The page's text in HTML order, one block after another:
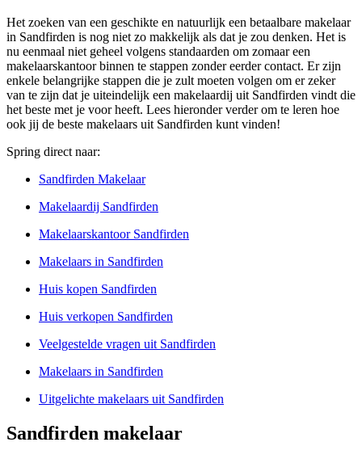
Het zoeken van een geschikte en natuurlijk een betaalbare makelaar
in Sandfirden is nog niet zo makkelijk als dat je zou denken. Het is
nu eenmaal niet geheel volgens standaarden om zomaar een
makelaarskantoor binnen te stappen zonder eerder contact. Er zijn
enkele belangrijke stappen die je zult moeten volgen om er zeker
van te zijn dat je uiteindelijk een makelaardij uit Sandfirden vindt die
het beste met je voor heeft. Lees hieronder verder om te leren hoe
ook jij de beste makelaars uit Sandfirden kunt vinden!
Spring direct naar:
Sandfirden Makelaar
Makelaardij Sandfirden
Makelaarskantoor Sandfirden
Makelaars in Sandfirden
Huis kopen Sandfirden
Huis verkopen Sandfirden
Veelgestelde vragen uit Sandfirden
Makelaars in Sandfirden
Uitgelichte makelaars uit Sandfirden
Sandfirden makelaar